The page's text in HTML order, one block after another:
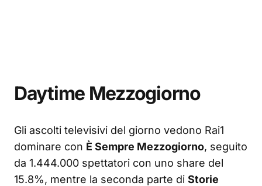
Daytime Mezzogiorno
Gli ascolti televisivi del giorno vedono Rai1
dominare con È Sempre Mezzogiorno, seguito
da 1.444.000 spettatori con uno share del
15.8%, mentre la seconda parte di Storie